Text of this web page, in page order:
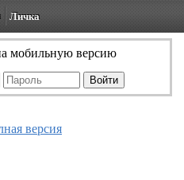
Личка
мобильную версию
версия